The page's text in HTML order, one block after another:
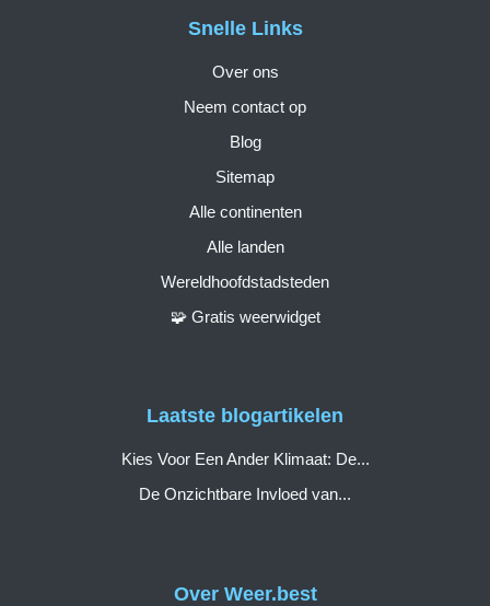
Over Weer.best
Snelle Links
Over ons
Neem contact op
Blog
Sitemap
Alle continenten
Alle landen
Wereldhoofdstadsteden
🧩 Gratis weerwidget
Laatste blogartikelen
Kies Voor Een Ander Klimaat: De...
De Onzichtbare Invloed van...